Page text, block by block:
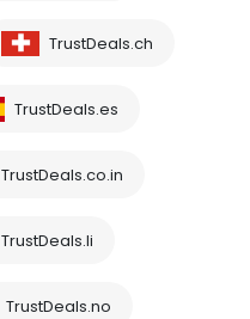
TrustDeals.ch
TrustDeals.es
TrustDeals.co.in
TrustDeals.li
TrustDeals.no